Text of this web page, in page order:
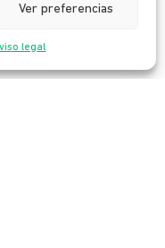
Ver preferencias
legal
las 1.000